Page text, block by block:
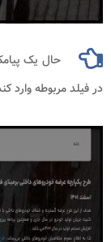
حال یک
در فیلد مربوطه وارد